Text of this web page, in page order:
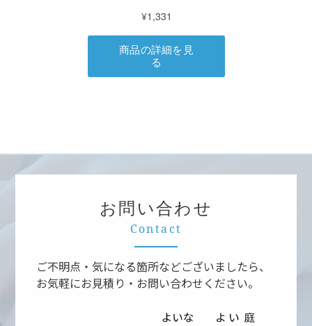
お問い合わせ
Contact
ご不明点・気になる箇所などございましたら、
お気軽にお見積り・お問い合わせください。